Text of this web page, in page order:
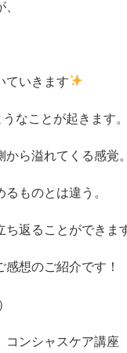
ていきます
なことが起きます。
ら溢れてくる感覚。
ものとは違う。
ち返ることができま
想のご紹介です！
ンシャスケア講座